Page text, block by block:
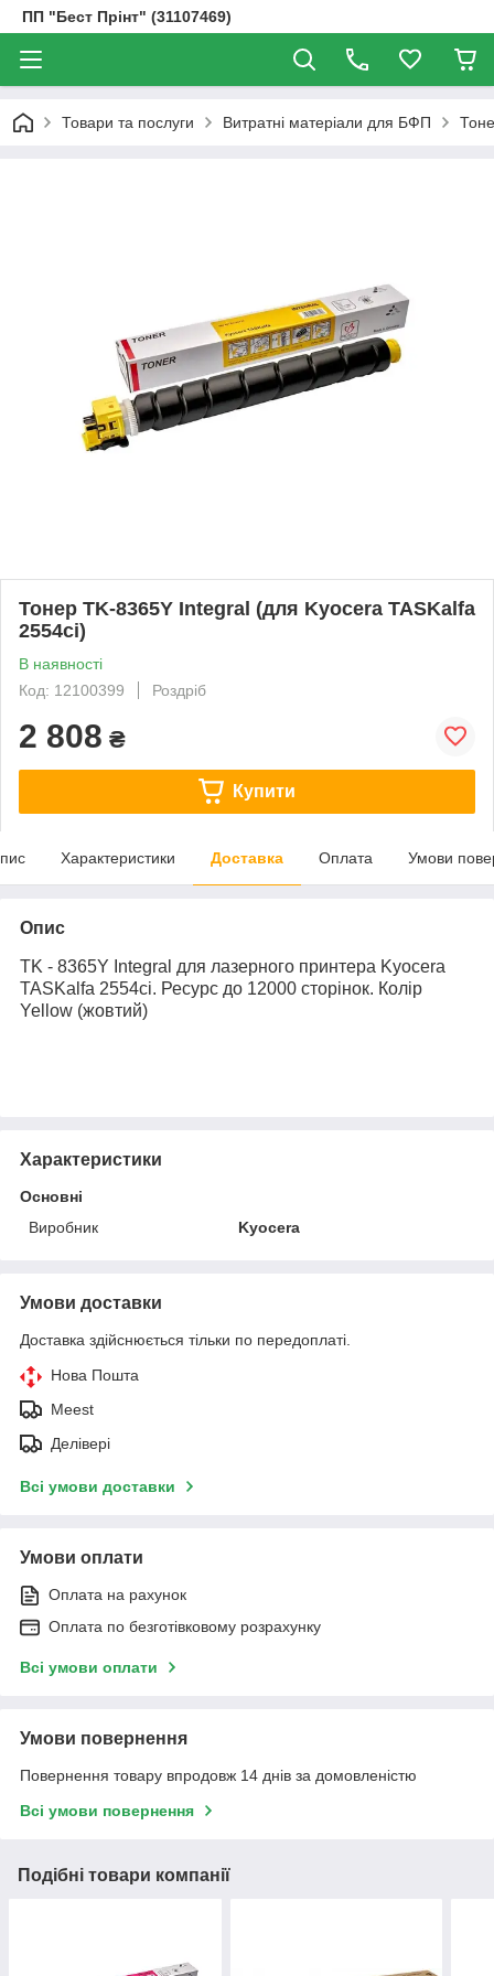
ПП "Бест Прінт" (31107469)
Товари та послуги Витратні матеріали для БФП
Тонер TK-8365Y Integral (для Kyocera TASKalfa
2554ci)
В наявності
Код: 12100399
Роздріб
2 808 ₴
Купити
Характеристики Доставка Оплата Умови
Опис
TK - 8365Y Integral для лазерного принтера Kyocera
TASKalfa 2554ci. Ресурс до 12000 сторінок. Колір
Yellow (жовтий)
Характеристики
Основні
Виробник
Kyocera
Умови доставки
Доставка здійснюється тільки по передоплаті.
Нова Пошта
Meest
Делівері
Всі умови доставки
Умови оплати
Оплата на рахунок
Оплата по безготівковому розрахунку
Всі умови оплати
Умови повернення
Повернення товару впродовж 14 днів за домовленістю
Всі умови повернення
Подібні товари компанії